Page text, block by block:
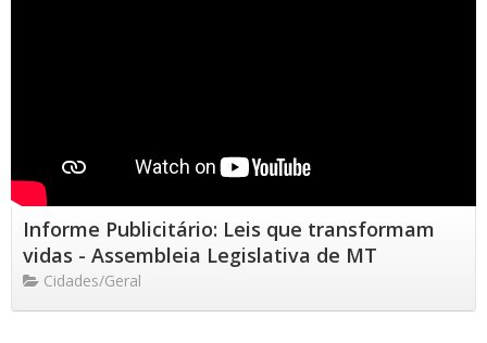
Informe Publicitário: Leis que transformam
vidas - Assembleia Legislativa de MT
Cidades/Geral